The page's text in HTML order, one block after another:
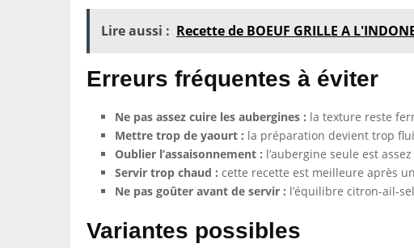
Lire aussi : Recette de BOEUF GRILLE A
Erreurs fréquentes à éviter
Ne pas assez cuire les aubergines : la texture reste
Mettre trop de yaourt : la préparation devient trop
Oublier l’assaisonnement : l’aubergine seule est
Servir trop chaud : cette recette est meilleure après
Ne pas goûter avant de servir : l’équilibre citron-ail-
Variantes possibles